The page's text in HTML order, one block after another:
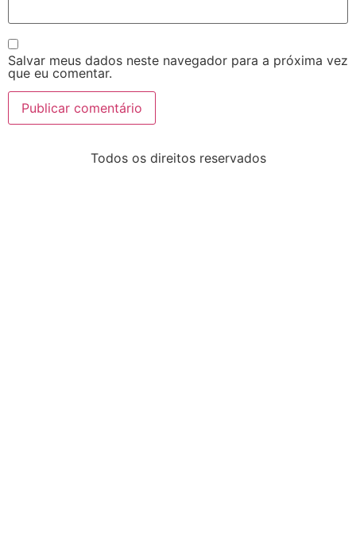
Salvar meus dados neste navegador para a próxima vez
que eu comentar.
Todos os direitos reservados